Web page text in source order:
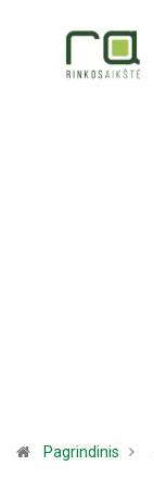
Pagrindinis